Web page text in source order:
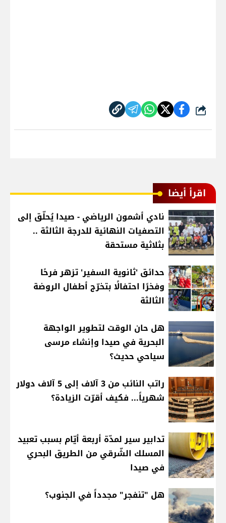
شارك
اقرأ أيضا
نادي أشمون الرياضي - صيدا يُحلّق إلى
التصفيات النهائية للدرجة الثالثة ..
بثلاثية مستحقة
حدائق 'ثانوية السفير' تزهر فرحًا
وفخرًا احتفالًا بتخرّج أطفال الروضة
الثالثة
هل حان الوقت لتطوير الواجهة
البحرية في صيدا وإنشاء مرسى
سياحي حديث؟
راتب النائب من 3 آلاف إلى 5 آلاف دولار
شهرياً... فكيف أقرّت الزيادة؟
تدابير سير لمدّة أربعة أيّام بسبب تعبيد
المسلك الشّرقي من الطريق البحري
في صيدا
هل "تنفجر" مجدداً في الجنوب؟